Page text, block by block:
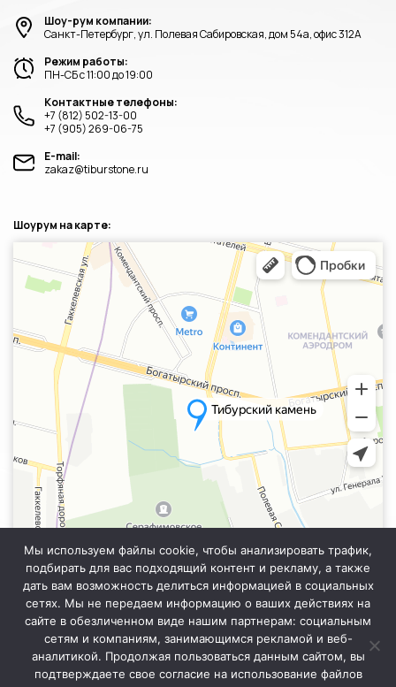
Мы используем файлы cookie, чтобы анализировать трафик,
подбирать для вас подходящий контент и рекламу, а также
дать вам возможность делиться информацией в социальных
сетях. Мы не передаем информацию о ваших действиях на
сайте в обезличенном виде нашим партнерам: социальным
сетям и компаниям, занимающимся рекламой и веб-
аналитикой. Продолжая пользоваться данным сайтом, вы
подтверждаете свое согласие на использование файлов
Шоу-рум компании:
Санкт-Петербург, ул. Полевая Сабировская, дом 54а, офис 312А
Режим работы:
ПН-СБ с 11:00 до 19:00
Контактные телефоны:
+7 (812) 502-13-00
+7 (905) 269-06-75
E-mail:
zakaz@tiburstone.ru
Шоурум на карте:
Санкт‑Петербург
Яндекс.Карты — транспорт, навигация, поиск мест
Информация на сайте не является публичной офертой. Уточняйте
точную стоимость у менеджера отдела продаж.